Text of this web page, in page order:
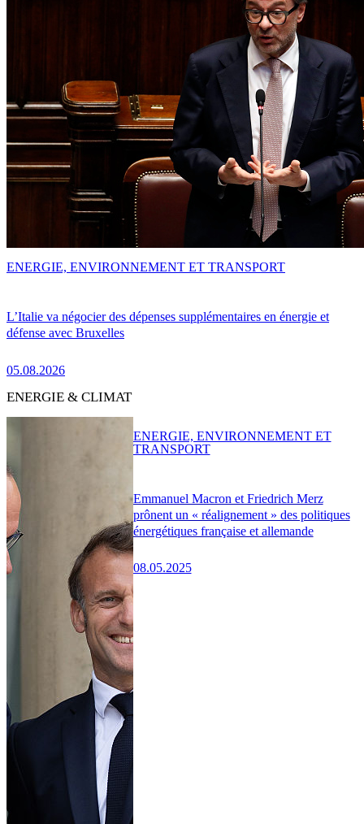
L’Italie va négocier des dépenses supplémentaires en énergie et
défense avec Bruxelles
05.08.2026
ENERGIE, ENVIRONNEMENT ET TRANSPORT
ENERGIE & CLIMAT
Emmanuel Macron et Friedrich Merz
prônent un « réalignement » des politiques
énergétiques française et allemande
08.05.2025
ENERGIE, ENVIRONNEMENT ET
TRANSPORT